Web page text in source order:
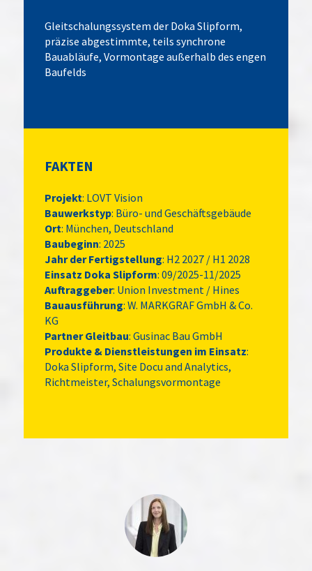
Gleitschalungssystem der Doka Slipform,
präzise abgestimmte, teils synchrone
Bauabläufe, Vormontage außerhalb des engen
Baufelds
FAKTEN
Projekt: LOVT Vision
Bauwerkstyp: Büro- und Geschäftsgebäude
Ort: München, Deutschland
Baubeginn: 2025
Jahr der Fertigstellung: H2 2027 / H1 2028
Einsatz Doka Slipform: 09/2025-11/2025
Auftraggeber: Union Investment / Hines
Bauausführung: W. MARKGRAF GmbH & Co.
KG
Partner Gleitbau: Gusinac Bau GmbH
Produkte & Dienstleistungen im Einsatz:
Doka Slipform, Site Docu and Analytics,
Richtmeister, Schalungsvormontage